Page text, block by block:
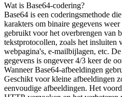
Wat is Base64-codering?
Base64 is een coderingsmethode
karakters om binaire gegevens
gebruikt voor het overbrengen van
tekstprotocollen, zoals het insluiten
webpagina's, e-mailbijlagen, etc.
gegevens is ongeveer 4/3 keer de
Wanneer Base64-afbeeldingen
Geschikt voor kleine afbeeldingen
eenvoudige afbeeldingen. Het